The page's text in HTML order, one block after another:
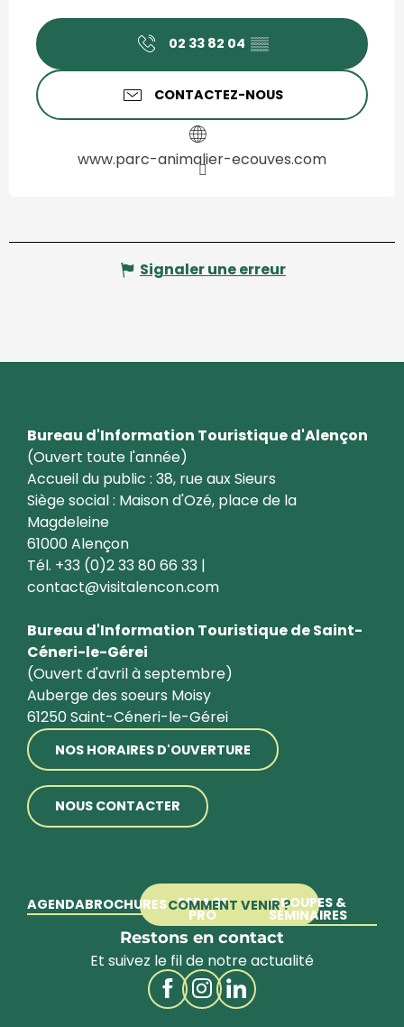
02 33 82 04 ▒▒
CONTACTEZ-NOUS
www.parc-animalier-ecouves.com
Signaler une erreur
Bureau d'Information Touristique d'Alençon
(Ouvert toute l'année)
Accueil du public : 38, rue aux Sieurs
Siège social : Maison d'Ozé, place de la
Magdeleine
61000 Alençon
Tél. +33 (0)2 33 80 66 33 |
contact@visitalencon.com
Bureau d'Information Touristique de Saint-
Céneri-le-Gérei
(Ouvert d'avril à septembre)
Auberge des soeurs Moisy
61250 Saint-Céneri-le-Gérei
NOS HORAIRES D'OUVERTURE
NOUS CONTACTER
COMMENT VENIR ?
AGENDABROCHURES ESPACE
PRO
GROUPES &
SÉMINAIRES
Restons en contact
Et suivez le fil de notre actualité